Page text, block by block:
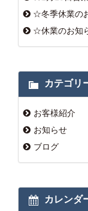
☆冬季休業の
☆休業のお知
カテゴリ
お客様紹介
お知らせ
ブログ
カレンダ